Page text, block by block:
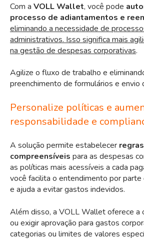
Com a VOLL Wallet, você pode
processo de adiantamentos e
eliminando a necessidade de
administrativos. Isso significa mais
na gestão de despesas corporativas.
Agilize o fluxo de trabalho e
preenchimento de formulários e envio
Personalize políticas e
responsabilidade e
A solução permite estabelecer
compreensíveis para as despesas
as políticas mais acessíveis a cada
você facilita o entendimento por
e ajuda a evitar gastos indevidos.
Além disso, a VOLL Wallet oferece a
ou exigir aprovação para gastos
categorias ou limites de valores